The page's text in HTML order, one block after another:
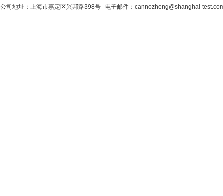
公司地址：上海市嘉定区兴邦路398号 电子邮件：cannozheng@shanghai-